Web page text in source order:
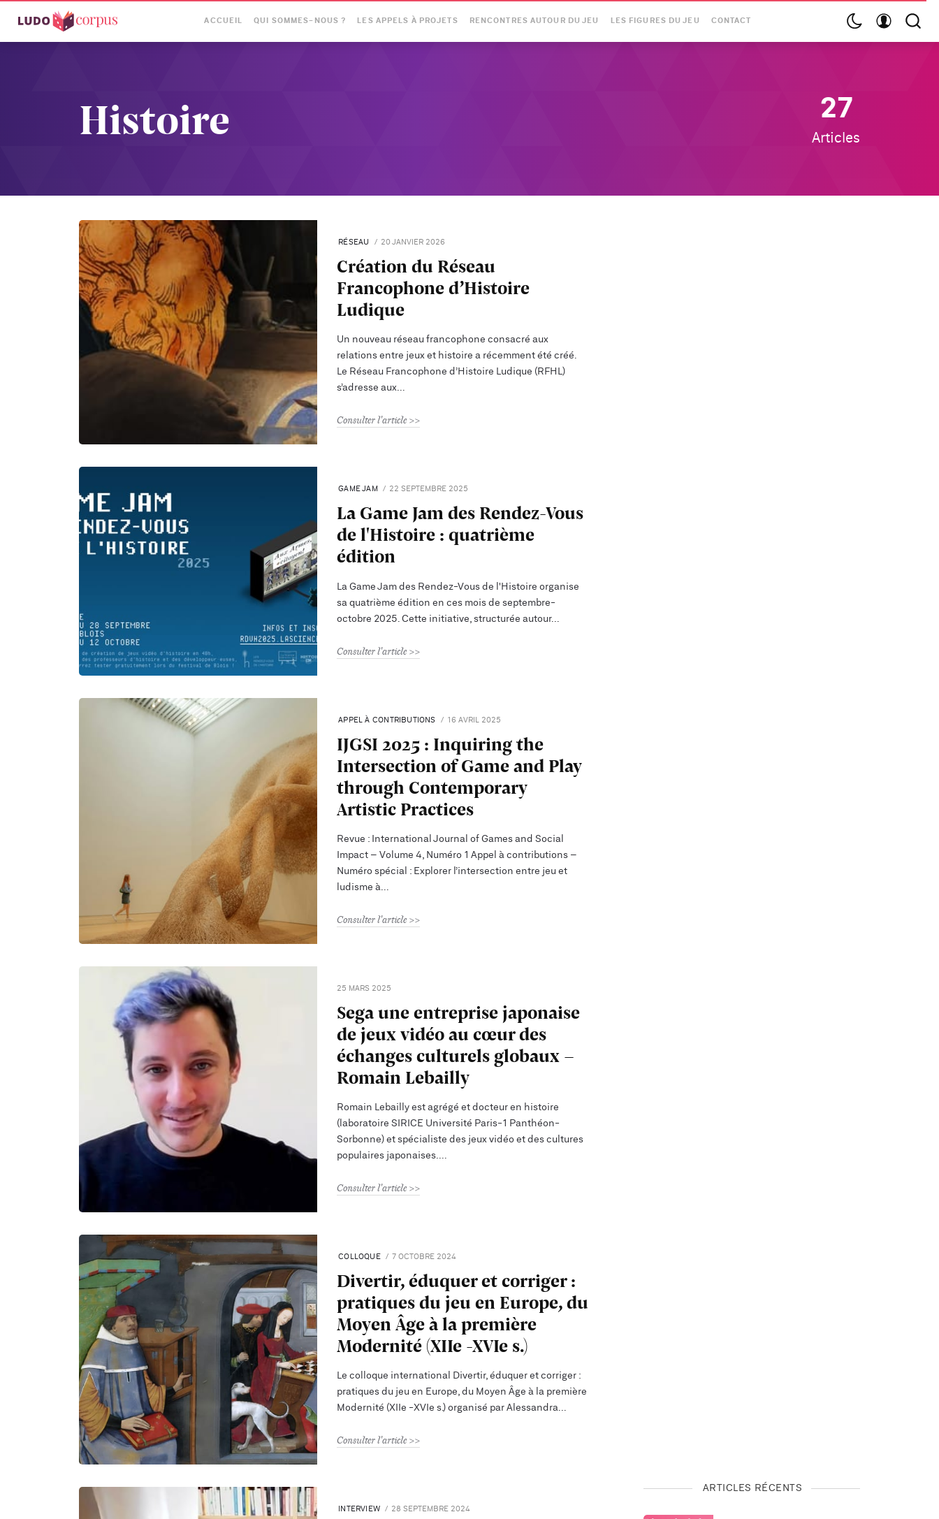
ACCUEIL QUI SOMMES-NOUS ? LES APPELS À PROJETS RENCONTRES AUTOUR DU JEU LES FIGURES DU JEU CONTACT
Histoire 27
Articles
RÉSEAU 20 JANVIER 2026
Création du Réseau
Francophone d’Histoire
Ludique
Un nouveau réseau francophone consacré aux
relations entre jeux et histoire a récemment été créé.
Le Réseau Francophone d’Histoire Ludique (RFHL)
s’adresse aux
Consulter l'article
GAME JAM 22 SEPTEMBRE 2025
La Game Jam des Rendez-Vous
de l'Histoire : quatrième
édition
La Game Jam des Rendez-Vous de l'Histoire organise
sa quatrième édition en ces mois de septembre-
octobre 2025. Cette initiative, structurée autour
Consulter l'article
APPEL À CONTRIBUTIONS 16 AVRIL 2025
IJGSI 2025 : Inquiring the
Intersection of Game and Play
through Contemporary
Artistic Practices
Revue : International Journal of Games and Social
Impact – Volume 4, Numéro 1 Appel à contributions –
Numéro spécial : Explorer l’intersection entre jeu et
ludisme à
Consulter l'article
25 MARS 2025
Sega une entreprise japonaise
de jeux vidéo au cœur des
échanges culturels globaux -
Romain Lebailly
Romain Lebailly est agrégé et docteur en histoire
(laboratoire SIRICE Université Paris-1 Panthéon-
Sorbonne) et spécialiste des jeux vidéo et des cultures
populaires japonaises.
Consulter l'article
COLLOQUE 7 OCTOBRE 2024
Divertir, éduquer et corriger :
pratiques du jeu en Europe, du
Moyen Âge à la première
Modernité (XIIe -XVIe s.)
Le colloque international Divertir, éduquer et corriger :
pratiques du jeu en Europe, du Moyen Âge à la première
Modernité (XIIe -XVIe s.) organisé par Alessandra
Consulter l'article
INTERVIEW 28 SEPTEMBRE 2024
ARTICLES RÉCENTS